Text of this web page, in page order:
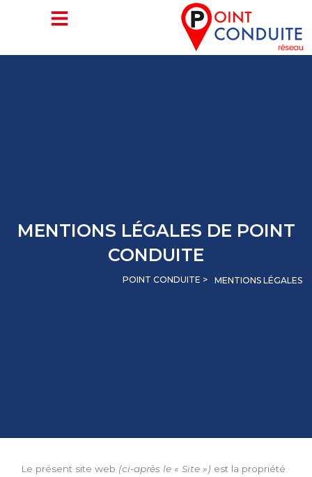
MENTIONS LÉGALES DE POINT
CONDUITE
POINT CONDUITE > MENTIONS LÉGALES
Le présent site web (ci-après le « Site ») est la propriété